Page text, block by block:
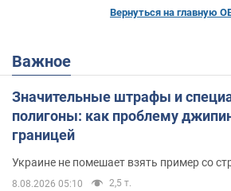
Вернуться на главную
Важное
Значительные штрафы и
полигоны: как проблему
границей
Украине не помешает взять пример со
8.08.2026 05:10 2,5 т.